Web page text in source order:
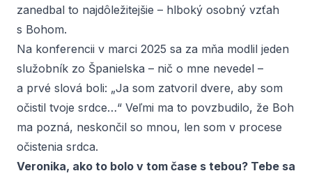
zanedbal to najdôležitejšie – hlboký osobný vzťah
s Bohom.
Na konferencii v marci 2025 sa za mňa modlil jeden
služobník zo Španielska – nič o mne nevedel –
a prvé slová boli: „Ja som zatvoril dvere, aby som
očistil tvoje srdce…“ Veľmi ma to povzbudilo, že Boh
ma pozná, neskončil so mnou, len som v procese
očistenia srdca.
Veronika, ako to bolo v tom čase s tebou? Tebe sa